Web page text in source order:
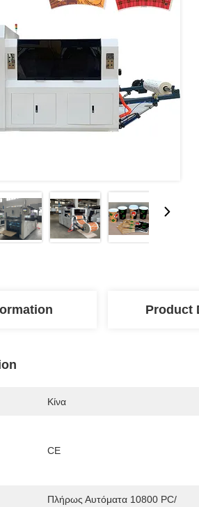
Product
Κίνα
CE
Πλήρως Αυτόματα 10800 PC/